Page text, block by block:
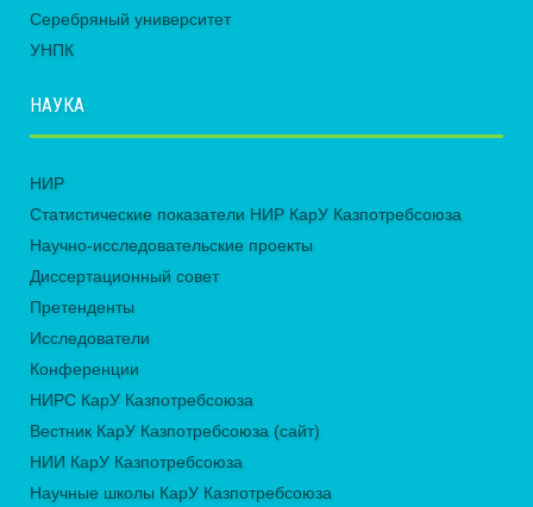
Серебряный университет
УНПК
НАУКА
НИР
Статистические показатели НИР КарУ Казпотребсоюза
Научно-исследовательские проекты
Диссертационный совет
Претенденты
Исследователи
Конференции
НИРС КарУ Казпотребсоюза
Вестник КарУ Казпотребсоюза (сайт)
НИИ КарУ Казпотребсоюза
Научные школы КарУ Казпотребсоюза